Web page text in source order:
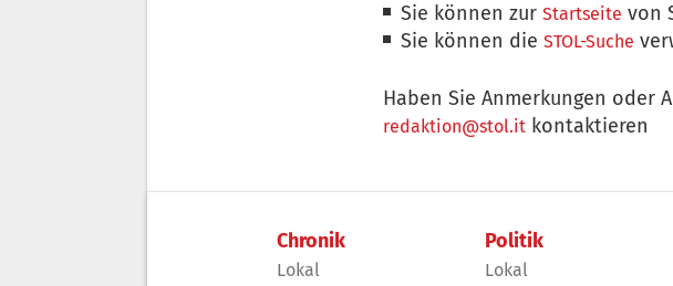
Sie können zurStartseite von
Sie können dieSTOL-Suche
Haben Sie Anmerkungen oder
redaktion@stol.it kontaktieren
Chronik
Lokal
Politik
Lokal